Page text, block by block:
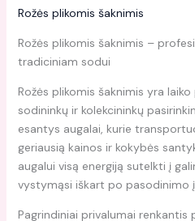
Rožės plikomis šaknimis
Rožės plikomis šaknimis –
tradiciniam sodui
Rožės plikomis šaknimis yra
sodininkų ir kolekcininkų
esantys augalai, kurie
geriausią kainos ir kokybės
augalui visą energiją sutelkti į
vystymąsi iškart po pasodinimo
Pagrindiniai privalumai renkantis